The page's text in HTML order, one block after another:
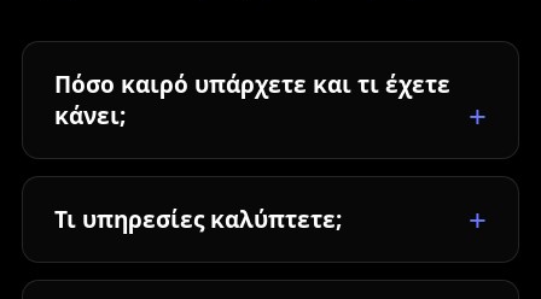
Πόσο καιρό υπάρχετε και τι έχετε
κάνει;
Τι υπηρεσίες καλύπτετε;